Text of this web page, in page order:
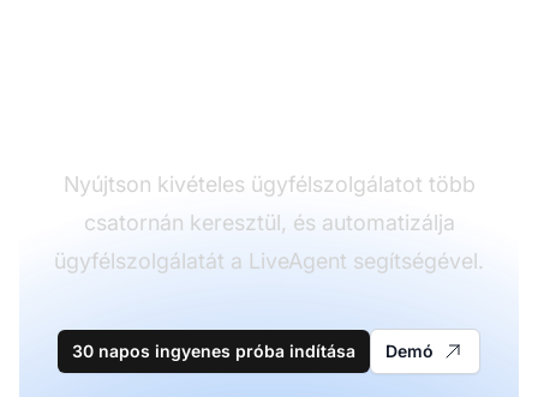
Nyújtson kivételes ügyfélszolgálatot több
csatornán keresztül, és automatizálja
ügyfélszolgálatát a LiveAgent segítségével.
30 napos ingyenes próba indítása Demó